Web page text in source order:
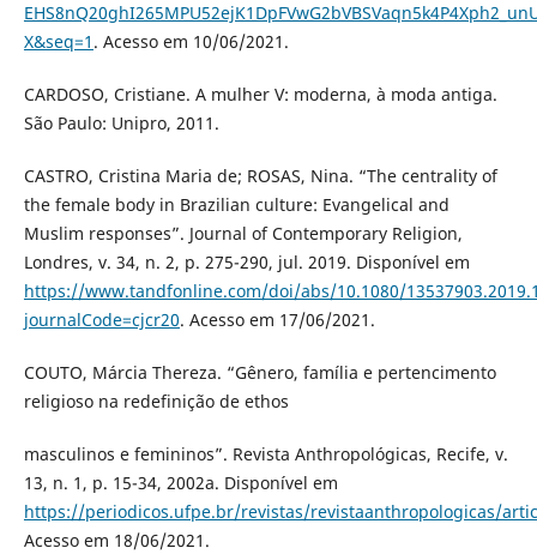
X&seq=1 . Acesso em 10/06/2021.
CARDOSO, Cristiane. A mulher V: moderna, à moda antiga.
São Paulo: Unipro, 2011.
CASTRO, Cristina Maria de; ROSAS, Nina. “The centrality of
the female body in Brazilian culture: Evangelical and
Muslim responses”. Journal of Contemporary Religion,
Londres, v. 34, n. 2, p. 275-290, jul. 2019. Disponível em
https://www.tandfonline.com/doi/abs/10.1080/
journalCode=cjcr20. Acesso em 17/06/2021.
COUTO, Márcia Thereza. “Gênero, família e pertencimento
religioso na redefinição de ethos
masculinos e femininos”. Revista Anthropológicas, Recife, v.
13, n. 1, p. 15-34, 2002a. Disponível em
https://periodicos.ufpe.br/revistas/revistaanthropologicas/
Acesso em 18/06/2021.